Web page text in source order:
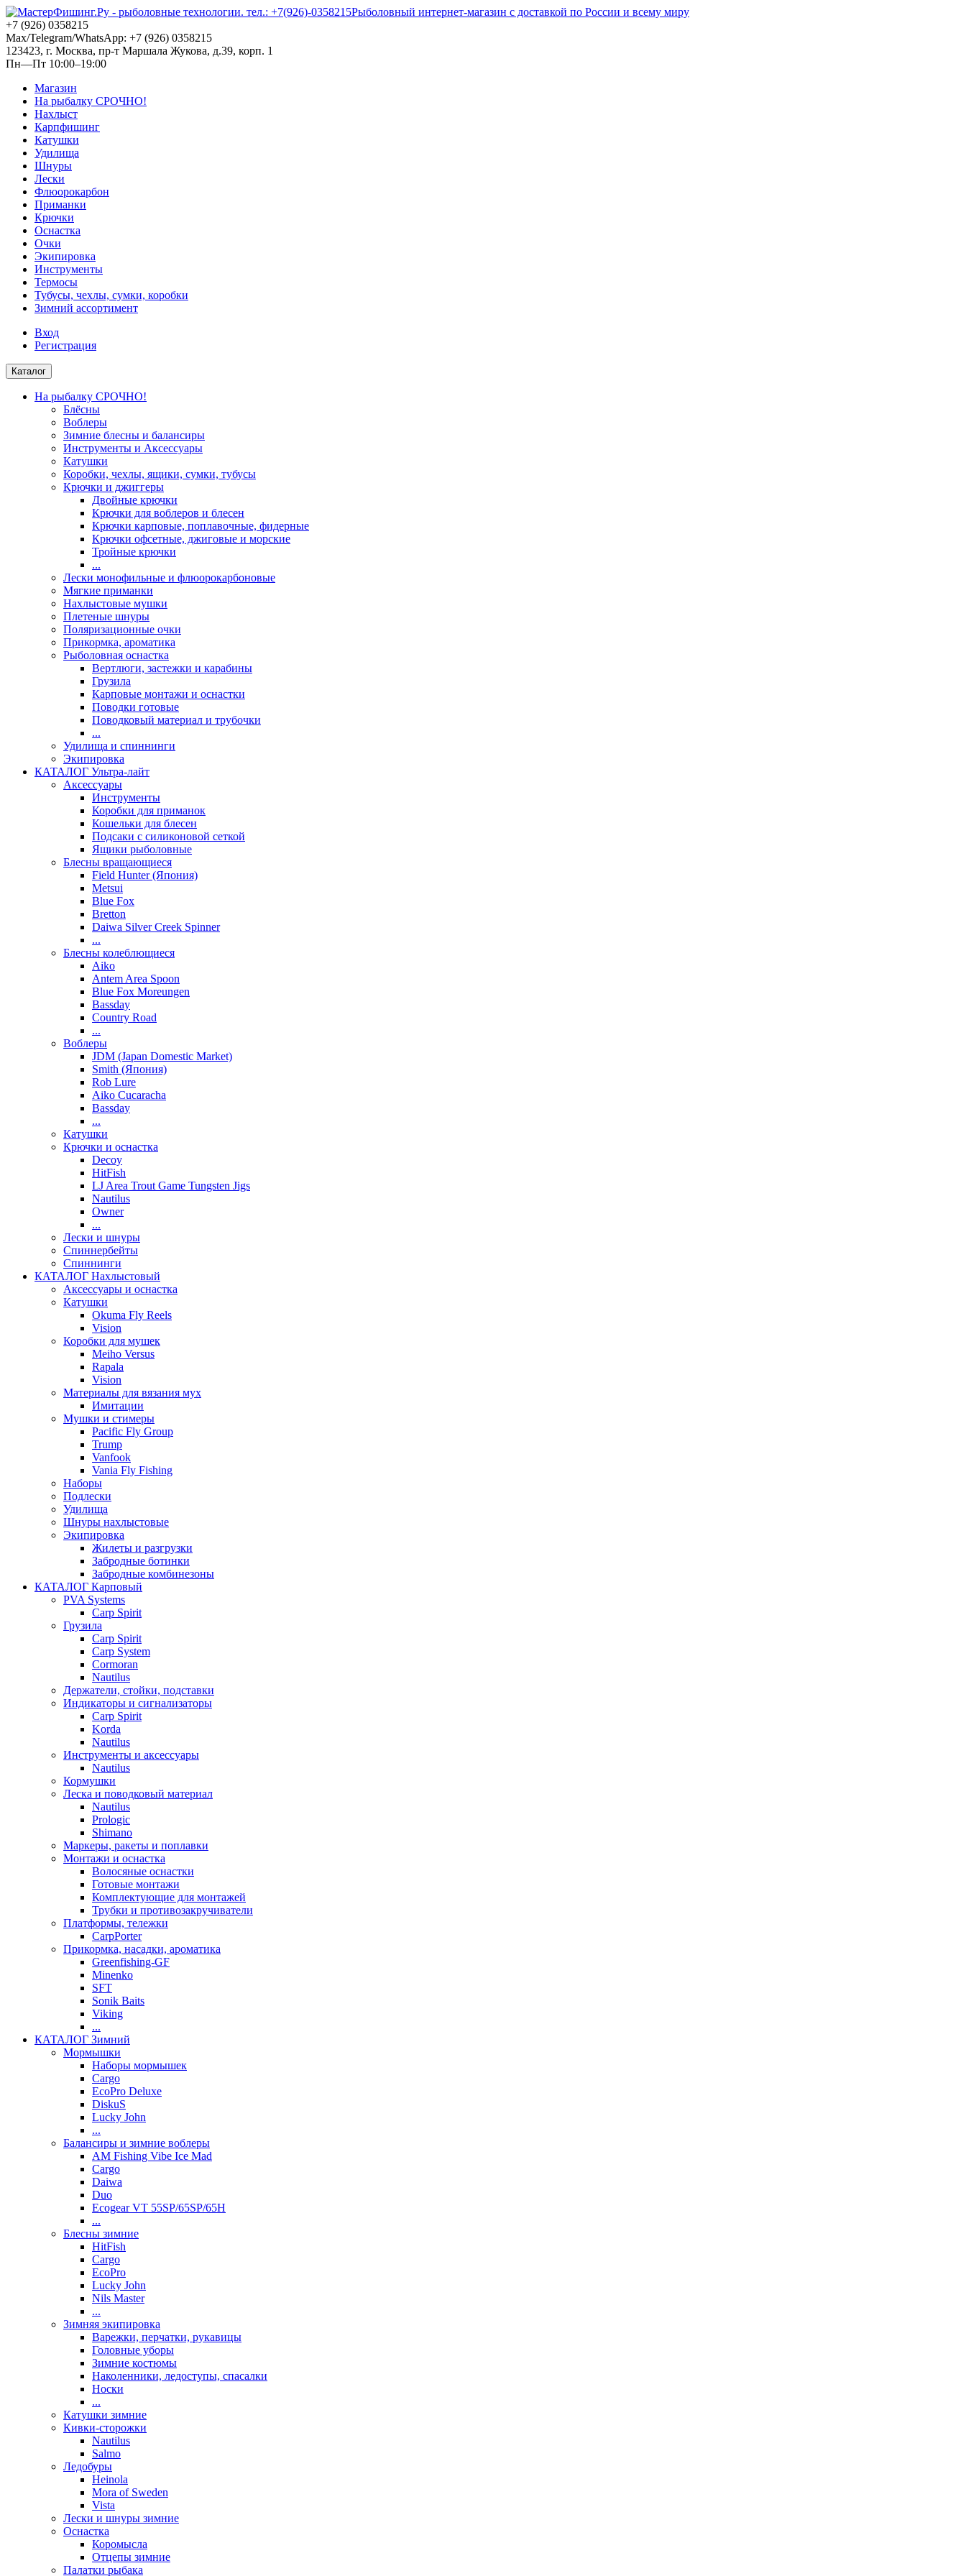
Рыболовный интернет-магазин с доставкой по России и всему миру
+7 (926) 0358215
Max/Telegram/WhatsApp: +7 (926) 0358215
123423, г. Москва, пр-т Маршала Жукова, д.39, корп. 1
Пн—Пт 10:00–19:00
Магазин
На рыбалку СРОЧНО!
Нахлыст
Карпфишинг
Катушки
Удилища
Шнуры
Лески
Флюорокарбон
Приманки
Крючки
Оснастка
Очки
Экипировка
Инструменты
Термосы
Тубусы, чехлы, сумки, коробки
Зимний ассортимент
Вход
Регистрация
Каталог
На рыбалку СРОЧНО!
Блёсны
Воблеры
Зимние блесны и балансиры
Инструменты и Аксессуары
Катушки
Коробки, чехлы, ящики, сумки, тубусы
Крючки и джиггеры
Двойные крючки
Крючки для воблеров и блесен
Крючки карповые, поплавочные, фидерные
Крючки офсетные, джиговые и морские
Тройные крючки
...
Лески монофильные и флюорокарбоновые
Мягкие приманки
Нахлыстовые мушки
Плетеные шнуры
Поляризационные очки
Прикормка, ароматика
Рыболовная оснастка
Вертлюги, застежки и карабины
Грузила
Карповые монтажи и оснастки
Поводки готовые
Поводковый материал и трубочки
...
Удилища и спиннинги
Экипировка
КАТАЛОГ Ультра-лайт
Аксессуары
Инструменты
Коробки для приманок
Кошельки для блесен
Подсаки с силиконовой сеткой
Ящики рыболовные
Блесны вращающиеся
Field Hunter (Япония)
Metsui
Blue Fox
Bretton
Daiwa Silver Creek Spinner
...
Блесны колеблющиеся
Aiko
Antem Area Spoon
Blue Fox Moreungen
Bassday
Country Road
...
Воблеры
JDM (Japan Domestic Market)
Smith (Япония)
Rob Lure
Aiko Cucaracha
Bassday
...
Катушки
Крючки и оснастка
Decoy
HitFish
LJ Area Trout Game Tungsten Jigs
Nautilus
Owner
...
Лески и шнуры
Спиннербейты
Спиннинги
КАТАЛОГ Нахлыстовый
Аксессуары и оснастка
Катушки
Okuma Fly Reels
Vision
Коробки для мушек
Meiho Versus
Rapala
Vision
Материалы для вязания мух
Имитации
Мушки и стимеры
Pacific Fly Group
Trump
Vanfook
Vania Fly Fishing
Наборы
Подлески
Удилища
Шнуры нахлыстовые
Экипировка
Жилеты и разгрузки
Забродные ботинки
Забродные комбинезоны
КАТАЛОГ Карповый
PVA Systems
Carp Spirit
Грузила
Carp Spirit
Carp System
Cormoran
Nautilus
Держатели, стойки, подставки
Индикаторы и сигнализаторы
Carp Spirit
Korda
Nautilus
Инструменты и аксессуары
Nautilus
Кормушки
Леска и поводковый материал
Nautilus
Prologic
Shimano
Маркеры, ракеты и поплавки
Монтажи и оснастка
Волосяные оснастки
Готовые монтажи
Комплектующие для монтажей
Трубки и противозакручиватели
Платформы, тележки
CarpPorter
Прикормка, насадки, ароматика
Greenfishing-GF
Minenko
SFT
Sonik Baits
Viking
...
КАТАЛОГ Зимний
Мормышки
Наборы мормышек
Cargo
EcoPro Deluxe
DiskuS
Lucky John
...
Балансиры и зимние воблеры
AM Fishing Vibe Ice Mad
Cargo
Daiwa
Duo
Ecogear VT 55SP/65SP/65H
...
Блесны зимние
HitFish
Cargo
EcoPro
Lucky John
Nils Master
...
Зимняя экипировка
Варежки, перчатки, рукавицы
Головные уборы
Зимние костюмы
Наколенники, ледоступы, спасалки
Носки
...
Катушки зимние
Кивки-сторожки
Nautilus
Salmo
Ледобуры
Heinola
Mora of Sweden
Vista
Лески и шнуры зимние
Оснастка
Коромысла
Отцепы зимние
Палатки рыбака